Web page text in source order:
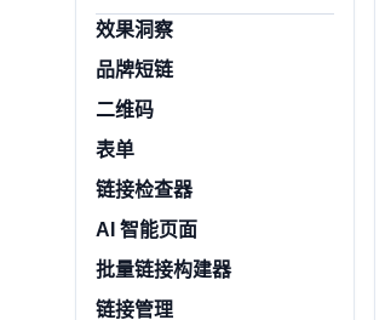
效果洞察
品牌短链
二维码
表单
链接检查器
AI 智能页面
批量链接构建器
链接管理